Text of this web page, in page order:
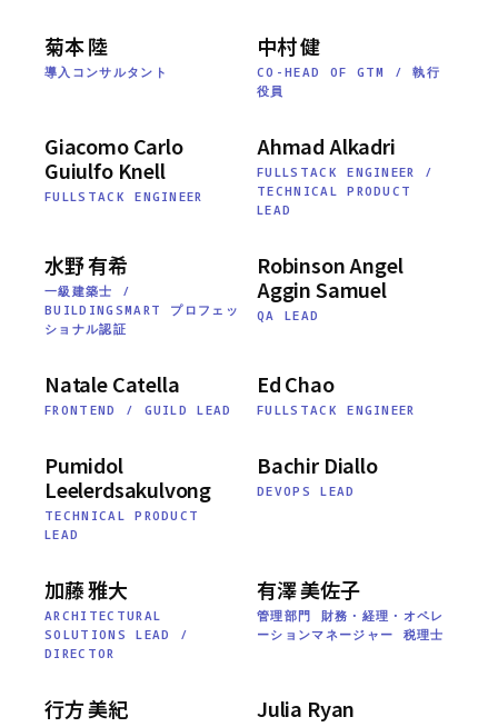
菊本 陸
導入コンサルタント
中村 健
CO-HEAD OF GTM / 執行
役員
Giacomo Carlo
Guiulfo Knell
FULLSTACK ENGINEER
Ahmad Alkadri
FULLSTACK ENGINEER /
TECHNICAL PRODUCT
LEAD
水野 有希
一級建築士 /
BUILDINGSMART プロフェッ
ショナル認証
Robinson Angel
Aggin Samuel
QA LEAD
Natale Catella
FRONTEND / GUILD LEAD
Ed Chao
FULLSTACK ENGINEER
Pumidol
Leelerdsakulvong
TECHNICAL PRODUCT
LEAD
Bachir Diallo
DEVOPS LEAD
加藤 雅大
ARCHITECTURAL
SOLUTIONS LEAD /
DIRECTOR
有澤 美佐子
管理部門 財務・経理・オペレ
ーションマネージャー 税理士
行方 美紀 Julia Ryan